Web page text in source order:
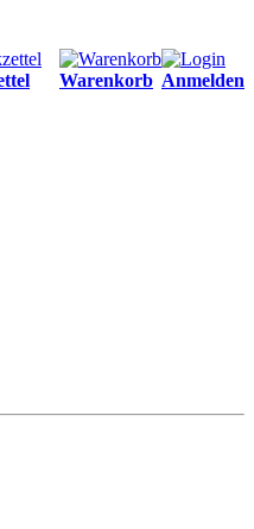
Anmelden
Warenkorb